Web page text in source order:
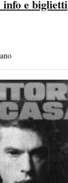
e biglietti